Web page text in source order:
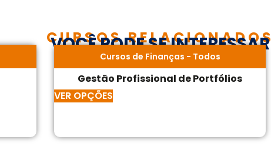
CURSOS RELACIONADOS
VOCÊ PODE SE INTERESSAR
Cursos de Finanças - Todos
Gestão Profissional de Portfólios
VER OPÇÕES